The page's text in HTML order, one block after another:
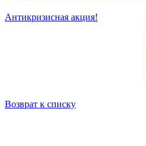
Антикризисная акция!
Возврат к списку